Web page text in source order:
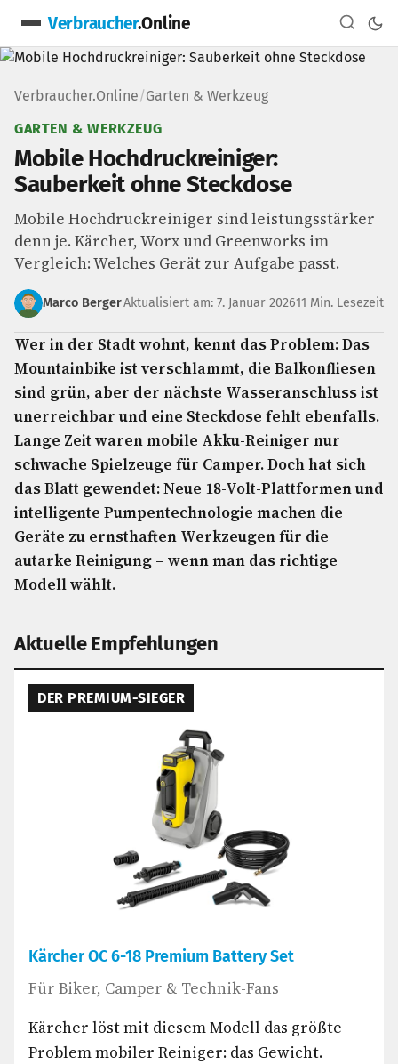
Verbraucher.Online
Verbraucher.Online/Garten & Werkzeug
GARTEN & WERKZEUG
Mobile Hochdruckreiniger:
Sauberkeit ohne Steckdose
Mobile Hochdruckreiniger sind leistungsstärker
denn je. Kärcher, Worx und Greenworks im
Vergleich: Welches Gerät zur Aufgabe passt.
Marco BergerAktualisiert am: 7. Januar 202611 Min. Lesezeit
Wer in der Stadt wohnt, kennt das Problem: Das
Mountainbike ist verschlammt, die Balkonfliesen
sind grün, aber der nächste Wasseranschluss ist
unerreichbar und eine Steckdose fehlt ebenfalls.
Lange Zeit waren mobile Akku-Reiniger nur
schwache Spielzeuge für Camper. Doch hat sich
das Blatt gewendet: Neue 18-Volt-Plattformen und
intelligente Pumpentechnologie machen die
Geräte zu ernsthaften Werkzeugen für die
autarke Reinigung – wenn man das richtige
Modell wählt.
Aktuelle Empfehlungen
DER PREMIUM-SIEGER
Kärcher OC 6-18 Premium Battery Set
Für Biker, Camper & Technik-Fans
Kärcher löst mit diesem Modell das größte
Problem mobiler Reiniger: das Gewicht.